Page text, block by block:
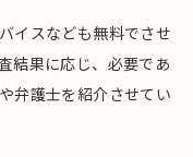
イスなども無料でさせ
結果に応じ、必要であ
弁護士を紹介させてい